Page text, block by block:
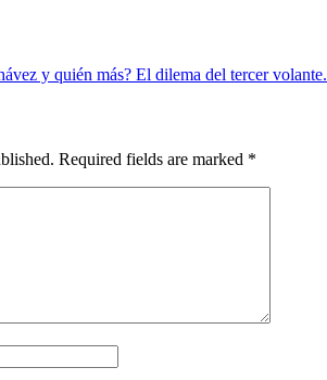
y quién más? El dilema del tercer volante.
Required fields are marked *